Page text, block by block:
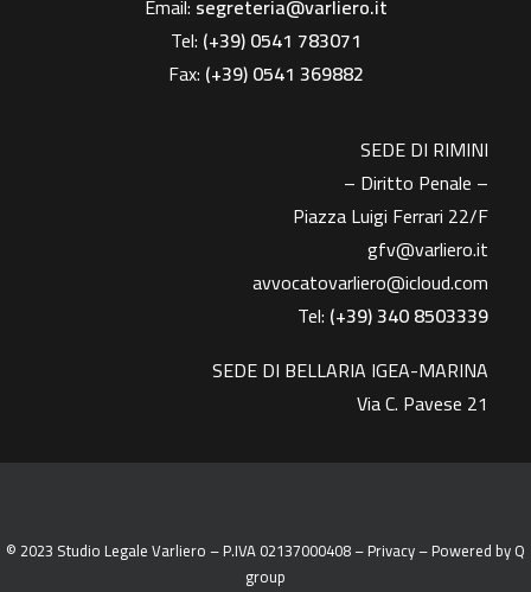
Email: segreteria@varliero.it
Tel: (+39) 0541 783071
Fax: (+39)0541 369882
SEDE DI RIMINI
– Diritto Penale –
Piazza Luigi Ferrari 22/F
gfv@varliero.it
avvocatovarliero@icloud.com
Tel: (+39) 340 8503339
SEDE DI BELLARIA IGEA-MARINA
Via C. Pavese 21
© 2023 Studio Legale Varliero – P.IVA 02137000408 –Privacy– Powered byQ
group